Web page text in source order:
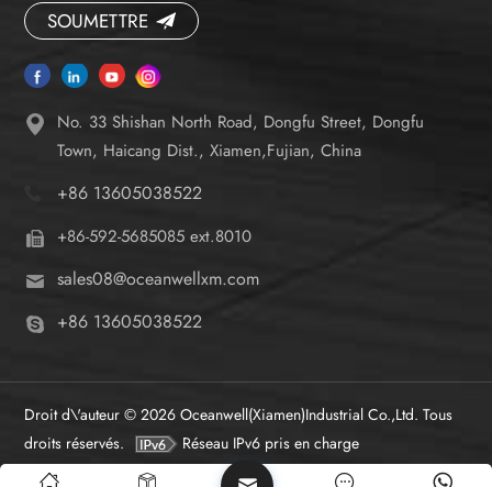
SOUMETTRE
No. 33 Shishan North Road, Dongfu Street, Dongfu
Town, Haicang Dist., Xiamen,Fujian, China
+86 13605038522
+86-592-5685085 ext.8010
sales08@oceanwellxm.com
+86 13605038522
Droit d\'auteur © 2026 Oceanwell(Xiamen)Industrial Co.,Ltd. Tous
droits réservés.
Réseau IPv6 pris en charge